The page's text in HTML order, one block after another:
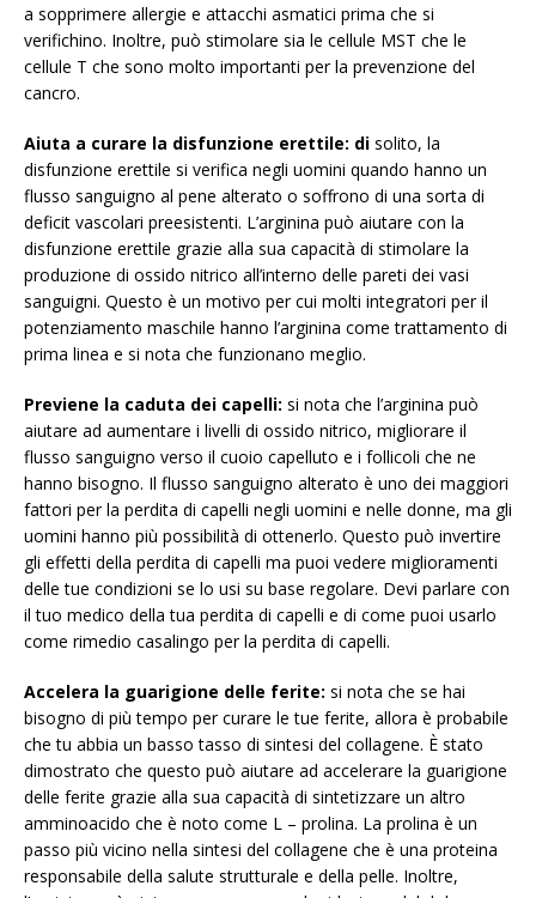
a sopprimere allergie e attacchi asmatici prima che si
verifichino. Inoltre, può stimolare sia le cellule MST che le
cellule T che sono molto importanti per la prevenzione del
cancro.
Aiuta a curare la disfunzione erettile: di solito, la
disfunzione erettile si verifica negli uomini quando hanno un
flusso sanguigno al pene alterato o soffrono di una sorta di
deficit vascolari preesistenti. L’arginina può aiutare con la
disfunzione erettile grazie alla sua capacità di stimolare la
produzione di ossido nitrico all’interno delle pareti dei vasi
sanguigni. Questo è un motivo per cui molti integratori per il
potenziamento maschile hanno l’arginina come trattamento di
prima linea e si nota che funzionano meglio.
Previene la caduta dei capelli: si nota che l’arginina può
aiutare ad aumentare i livelli di ossido nitrico, migliorare il
flusso sanguigno verso il cuoio capelluto e i follicoli che ne
hanno bisogno. Il flusso sanguigno alterato è uno dei maggiori
fattori per la perdita di capelli negli uomini e nelle donne, ma gli
uomini hanno più possibilità di ottenerlo. Questo può invertire
gli effetti della perdita di capelli ma puoi vedere miglioramenti
delle tue condizioni se lo usi su base regolare. Devi parlare con
il tuo medico della tua perdita di capelli e di come puoi usarlo
come rimedio casalingo per la perdita di capelli.
Accelera la guarigione delle ferite: si nota che se hai
bisogno di più tempo per curare le tue ferite, allora è probabile
che tu abbia un basso tasso di sintesi del collagene. È stato
dimostrato che questo può aiutare ad accelerare la guarigione
delle ferite grazie alla sua capacità di sintetizzare un altro
amminoacido che è noto come L – prolina. La prolina è un
passo più vicino nella sintesi del collagene che è una proteina
responsabile della salute strutturale e della pelle. Inoltre,